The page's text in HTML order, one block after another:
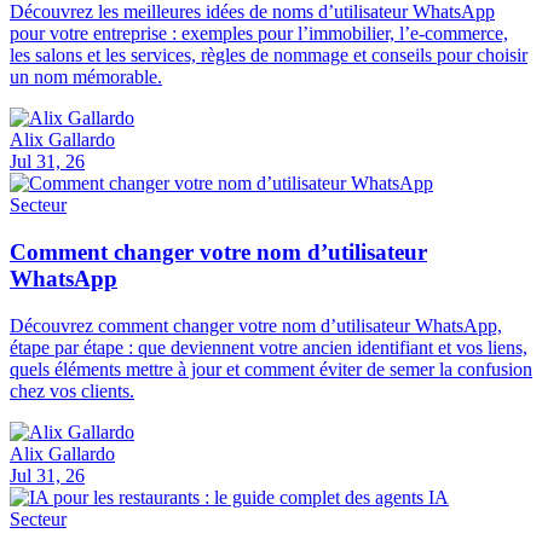
Découvrez les meilleures idées de noms d’utilisateur WhatsApp
pour votre entreprise : exemples pour l’immobilier, l’e-commerce,
les salons et les services, règles de nommage et conseils pour choisir
un nom mémorable.
Alix Gallardo
Jul 31, 26
Secteur
Comment changer votre nom d’utilisateur
WhatsApp
Découvrez comment changer votre nom d’utilisateur WhatsApp,
étape par étape : que deviennent votre ancien identifiant et vos liens,
quels éléments mettre à jour et comment éviter de semer la confusion
chez vos clients.
Alix Gallardo
Jul 31, 26
Secteur